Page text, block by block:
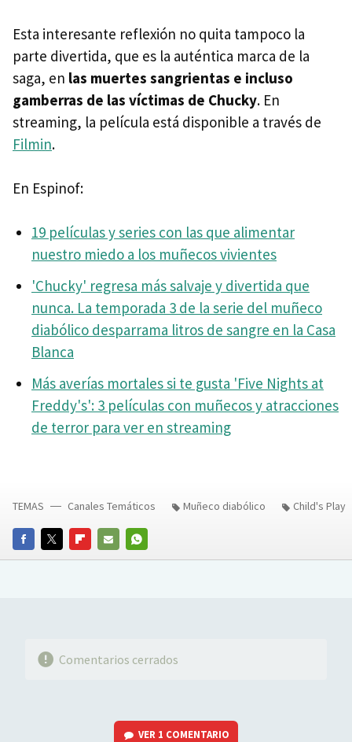
Esta interesante reflexión no quita tampoco la
parte divertida, que es la auténtica marca de la
saga, en las muertes sangrientas e incluso
gamberras de las víctimas de Chucky. En
streaming, la película está disponible a través de
Filmin.
En Espinof:
19 películas y series con las que alimentar
nuestro miedo a los muñecos vivientes
'Chucky' regresa más salvaje y divertida que
nunca. La temporada 3 de la serie del muñeco
diabólico desparrama litros de sangre en la Casa
Blanca
Más averías mortales si te gusta 'Five Nights at
Freddy's': 3 películas con muñecos y atracciones
de terror para ver en streaming
FACEBOOKTWITTERFLIPBOARD
E-
WHATSAPP
TEMAS Canales Temáticos Muñeco diabólico Child's Play
Comentarios cerrados
VER 1 COMENTARIO